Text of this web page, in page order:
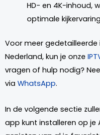
HD- en 4K-inhoud,
optimale
Voor meer
Nederland, kun je onze
vragen of hulp nodig?
via WhatsApp.
In de volgende sectie
app kunt installeren op je